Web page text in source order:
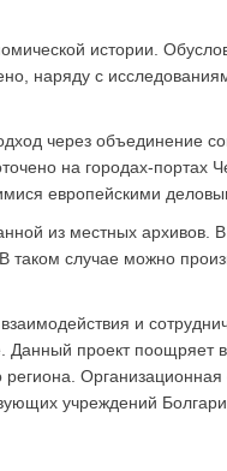
истории.
наряду с
через объединение
на городах-портах
европейскими
из местных архивов.
случае можно
и
Данный проект
Организационная
учреждений